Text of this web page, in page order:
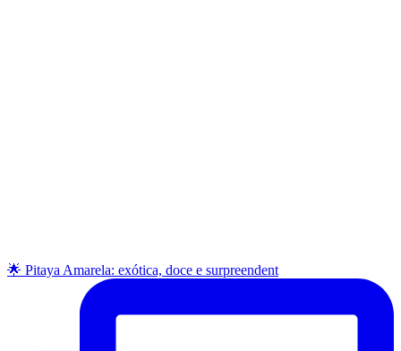
🌟 Pitaya Amarela: exótica, doce e surpreendent